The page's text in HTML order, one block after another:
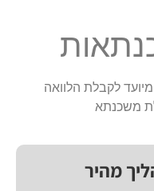
לקבלת הלוואה
משכנתא
מהיר